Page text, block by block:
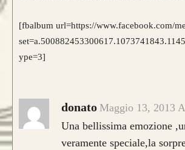
[fbalbum url=https://www.facebook.com/
ype=3]
donato Maggio 13, 2013
Una bellissima emozione
veramente speciale,la